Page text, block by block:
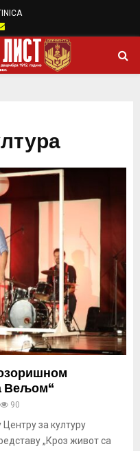
Email
Вељом“
90
Центру за културу
„Кроз живот са